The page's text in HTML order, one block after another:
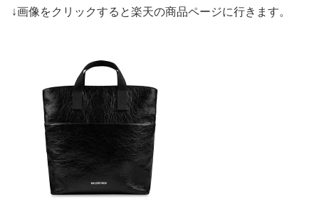
↓画像をクリックすると楽天の商品ページに行きます。